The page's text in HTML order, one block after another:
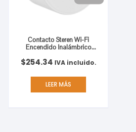
Contacto Steren Wi-Fi
Encendido Inalámbrico
$254.34 IVA incluido.
LEER MÁS